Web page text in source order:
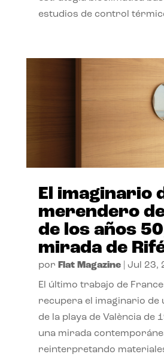
estudios de control
El imaginario
merendero
de los años
mirada de
por Flat Magazine| Jul 23,
El último trabajo de
recupera el imaginario de
de la playa de València de
una mirada
reinterpretando